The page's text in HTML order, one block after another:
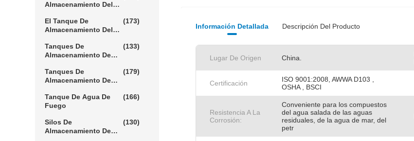
Almacenamiento Del
El Tanque De
Almacenamiento Del
(173)
Tanques De
Almacenamiento De
(133)
Tanques De
Almacenamiento De
(179)
Tanque De Agua De
Fuego
(166)
Silos De
Almacenamiento De
(130)
Información Detallada Descripción Del Producto
Lugar De Origen China.
Certificación
ISO 9001:2008, AWWA D103 ,
OSHA , BSCI
Resistencia A La
Corrosión:
Conveniente para los compuestos
del agua salada de las aguas
residuales, de la agua de mar, del
petr